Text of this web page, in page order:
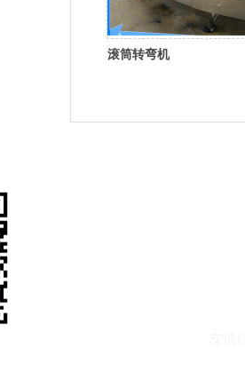
滚筒转弯机